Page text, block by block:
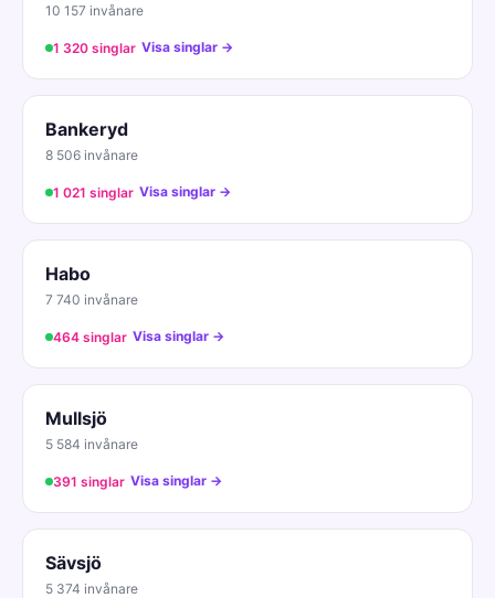
10 157 invånare
1 320 singlar Visa singlar →
Bankeryd
8 506 invånare
1 021 singlar Visa singlar →
Habo
7 740 invånare
464 singlar Visa singlar →
Mullsjö
5 584 invånare
391 singlar Visa singlar →
Sävsjö
5 374 invånare